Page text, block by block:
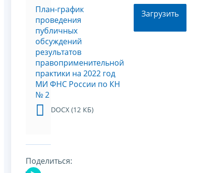
План-график
проведения
публичных
обсуждений
результатов
правоприменительной
практики на 2022 год
МИ ФНС России по КН
№ 2
DOCX (12 КБ)
Загрузить
Поделиться: